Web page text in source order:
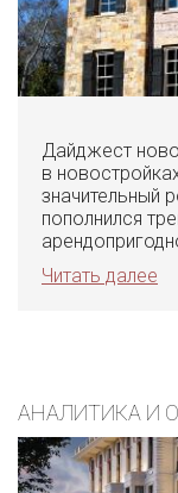
Дайджест
в
значительный
пополнился
Читать далее
АНАЛИТИКА И